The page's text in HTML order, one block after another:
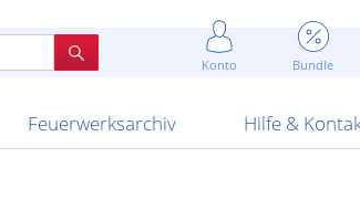
Konto Bundle
Schachteln und Attrappen
Streich- und Bengalhölzer
Ausnahmegenehmigung
Sammlertreffen
Feuerwerksarchiv
Argento Feuerwerk ARS Pirotecnia
Bothmer Pyrotechnik
Hilfe &
Versanddienste
Gewerbetreibende AGB